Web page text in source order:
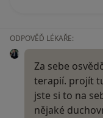
ODPOVĚĎ LÉKAŘE:
Za sebe
terapií. projít
jste si to na
nějaké